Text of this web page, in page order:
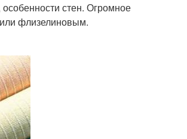
особенности стен. Огромное
флизелиновым.